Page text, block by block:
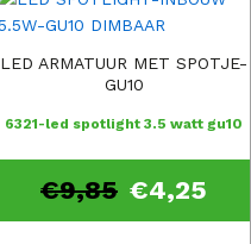
LED ARMATUUR MET SPOTJE-
GU10
6321-led spotlight 3.5 watt gu10
€4,25
€9,85